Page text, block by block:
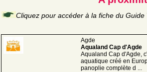
Cliquez pour accéder à la fiche du
Agde
Aqualand Cap d'Agde
Aqualand Cap d'Agde,
aquatique créé en
panoplie complète d ...